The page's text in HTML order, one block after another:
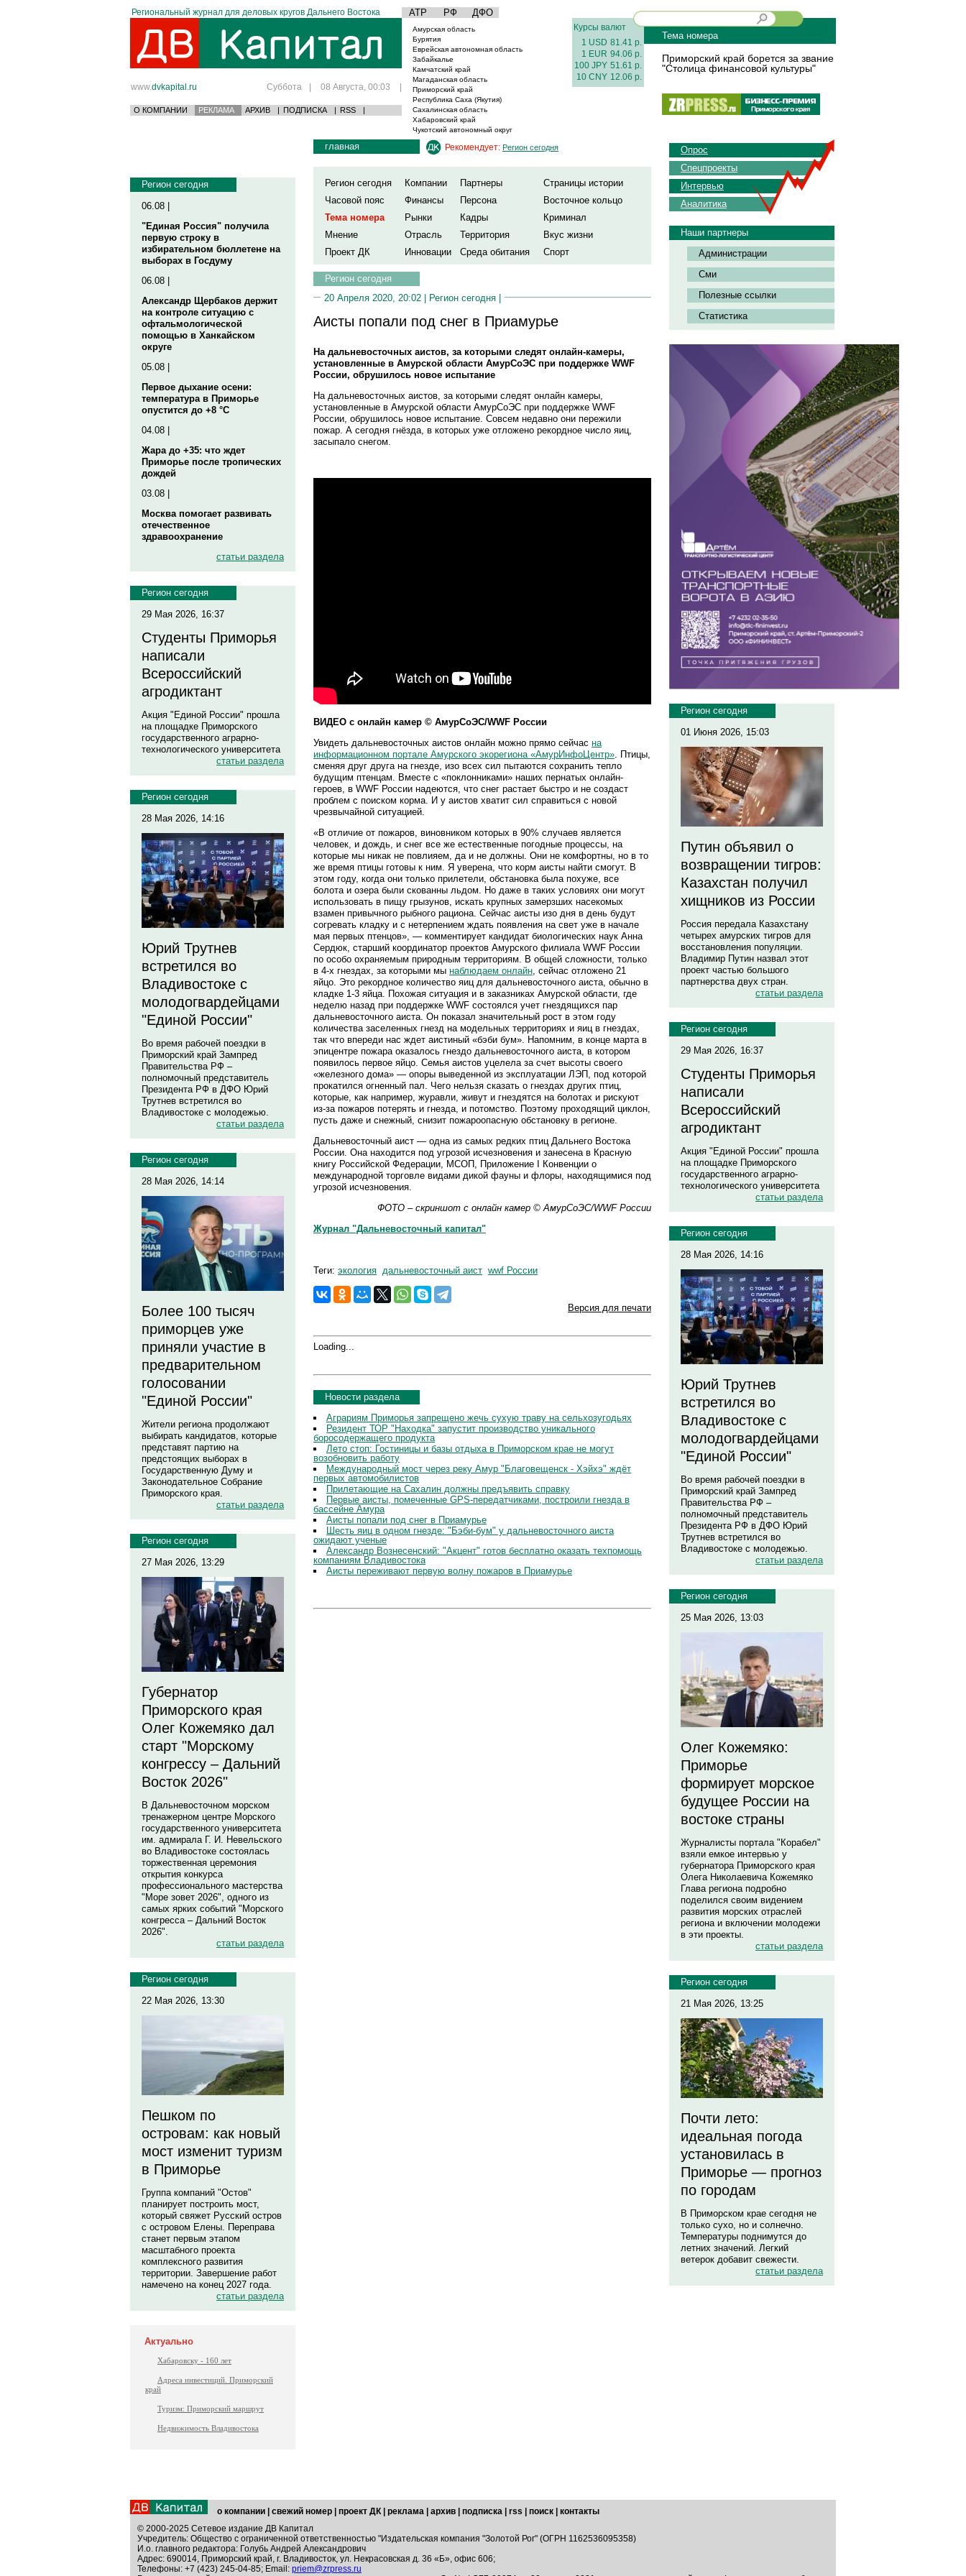
Региональный журнал для деловых кругов Дальнего Востока АТР РФ ДФО
www.dvkapital.ru Суббота | 08 Августа, 00:03 |
О КОМПАНИИ РЕКЛАМА АРХИВ | ПОДПИСКА | RSS |
Амурская область
Бурятия
Еврейская автономная область
Забайкалье
Камчатский край
Магаданская область
Приморский край
Республика Саха (Якутия)
Сахалинская область
Хабаровский край
Чукотский автономный округ
Курсы валют
1 USD 81.41 р.
1 EUR 94.06 р.
100 JPY 51.61 р.
10 CNY 12.06 р.
Тема номера
Приморский край борется за звание
"Столица финансовой культуры"
Регион сегодня
06.08 |
"Единая Россия" получила
первую строку в
избирательном бюллетене на
выборах в Госдуму
06.08 |
Александр Щербаков держит
на контроле ситуацию с
офтальмологической
помощью в Ханкайском
округе
05.08 |
Первое дыхание осени:
температура в Приморье
опустится до +8 °C
04.08 |
Жара до +35: что ждет
Приморье после тропических
дождей
03.08 |
Москва помогает развивать
отечественное
здравоохранение
статьи раздела
Регион сегодня
29 Мая 2026, 16:37
Студенты Приморья
написали
Всероссийский
агродиктант
Акция "Единой России" прошла
на площадке Приморского
государственного аграрно-
технологического университета
статьи раздела
Регион сегодня
28 Мая 2026, 14:16
Юрий Трутнев
встретился во
Владивостоке с
молодогвардейцами
"Единой России"
Во время рабочей поездки в
Приморский край Зампред
Правительства РФ –
полномочный представитель
Президента РФ в ДФО Юрий
Трутнев встретился во
Владивостоке с молодежью.
статьи раздела
Регион сегодня
28 Мая 2026, 14:14
Более 100 тысяч
приморцев уже
приняли участие в
предварительном
голосовании
"Единой России"
Жители региона продолжают
выбирать кандидатов, которые
представят партию на
предстоящих выборах в
Государственную Думу и
Законодательное Собрание
Приморского края.
статьи раздела
Регион сегодня
27 Мая 2026, 13:29
Губернатор
Приморского края
Олег Кожемяко дал
старт "Морскому
конгрессу – Дальний
Восток 2026"
В Дальневосточном морском
тренажерном центре Морского
государственного университета
им. адмирала Г. И. Невельского
во Владивостоке состоялась
торжественная церемония
открытия конкурса
профессионального мастерства
"Море зовет 2026", одного из
самых ярких событий "Морского
конгресса – Дальний Восток
2026".
статьи раздела
Регион сегодня
22 Мая 2026, 13:30
Пешком по
островам: как новый
мост изменит туризм
в Приморье
Группа компаний "Остов"
планирует построить мост,
который свяжет Русский остров
с островом Елены. Переправа
станет первым этапом
масштабного проекта
комплексного развития
территории. Завершение работ
намечено на конец 2027 года.
статьи раздела
Актуально
Хабаровску - 160 лет
Адреса инвестиций. Приморский
край
Туризм: Приморский маршрут
Недвижимость Владивостока
главная Рекомендует: Регион сегодня
Регион сегодня Компании Партнеры
Страницы истории
Часовой пояс
Финансы Персона
Восточное кольцо
Тема номера
Рынки Кадры
Криминал
Мнение
Отрасль Территория
Вкус жизни
Проект ДК
Инновации Среда обитания Спорт
Регион сегодня
20 Апреля 2020, 20:02 | Регион сегодня |
Аисты попали под снег в Приамурье
На дальневосточных аистов, за которыми следят онлайн-камеры,
установленные в Амурской области АмурСоЭС при поддержке WWF
России, обрушилось новое испытание
На дальневосточных аистов, за которыми следят онлайн камеры,
установленные в Амурской области АмурСоЭС при поддержке WWF
России, обрушилось новое испытание. Совсем недавно они пережили
пожар. А сегодня гнёзда, в которых уже отложено рекордное число яиц,
засыпало снегом.
ВИДЕО с онлайн камер © АмурСоЭС/WWF России
Увидеть дальневосточных аистов онлайн можно прямо сейчас на
информационном портале Амурского экорегиона «АмурИнфоЦентр» . Птицы,
сменяя друг друга на гнезде, изо всех сил пытаются сохранить тепло
будущим птенцам. Вместе с «поклонниками» наших пернатых онлайн-
героев, в WWF России надеются, что снег растает быстро и не создаст
проблем с поиском корма. И у аистов хватит сил справиться с новой
чрезвычайной ситуацией.
«В отличие от пожаров, виновником которых в 90% случаев является
человек, и дождь, и снег все же естественные погодные процессы, на
которые мы никак не повлияем, да и не должны. Они не комфортны, но в то
же время птицы готовы к ним. Я уверена, что корм аисты найти смогут. В
этом году, когда они только прилетели, обстановка была похуже, все
болота и озера были скованны льдом. Но даже в таких условиях они могут
использовать в пищу грызунов, искать крупных замерзших насекомых
взамен привычного рыбного рациона. Сейчас аисты изо дня в день будут
согревать кладку и с нетерпением ждать появления на свет уже в начале
мая первых птенцов», — комментирует кандидат биологических наук Анна
Сердюк, старший координатор проектов Амурского филиала WWF России
по особо охраняемым природным территориям. В общей сложности, только
в 4-х гнездах, за которыми мы наблюдаем онлайн , сейчас отложено 21
яйцо. Это рекордное количество яиц для дальневосточного аиста, обычно в
кладке 1-3 яйца. Похожая ситуация и в заказниках Амурской области, где
неделю назад при поддержке WWF состоялся учет гнездящихся пар
дальневосточного аиста. Он показал значительный рост в этом году
количества заселенных гнезд на модельных территориях и яиц в гнездах,
так что впереди нас ждет аистиный «бэби бум». Напомним, в конце марта в
эпицентре пожара оказалось гнездо дальневосточного аиста, в котором
появилось первое яйцо. Семья аистов уцелела за счет высоты своего
«железного дома» — опоры выведенной из эксплуатации ЛЭП, под которой
прокатился огненный пал. Чего нельзя сказать о гнездах других птиц,
которые, как например, журавли, живут и гнездятся на болотах и рискуют
из-за пожаров потерять и гнезда, и потомство. Поэтому проходящий циклон,
пусть даже и снежный, снизит пожароопасную обстановку в регионе.
Дальневосточный аист — одна из самых редких птиц Дальнего Востока
России. Она находится под угрозой исчезновения и занесена в Красную
книгу Российской Федерации, МСОП, Приложение I Конвенции о
международной торговле видами дикой фауны и флоры, находящимися под
угрозой исчезновения.
ФОТО – скриншот с онлайн камер © АмурСоЭС/WWF России
Журнал "Дальневосточный капитал"
Теги: экология дальневосточный аист wwf России
Версия для печати
Loading...
Новости раздела
Аграриям Приморья запрещено жечь сухую траву на сельхозугодьях
Резидент ТОР "Находка" запустит производство уникального
боросодержащего продукта
Лето стоп: Гостиницы и базы отдыха в Приморском крае не могут
возобновить работу
Международный мост через реку Амур "Благовещенск - Хэйхэ" ждёт
первых автомобилистов
Прилетающие на Сахалин должны предъявить справку
Первые аисты, помеченные GPS-передатчиками, построили гнезда в
бассейне Амура
Аисты попали под снег в Приамурье
Шесть яиц в одном гнезде: "Бэби-бум" у дальневосточного аиста
ожидают ученые
Александр Вознесенский: "Акцент" готов бесплатно оказать техпомощь
компаниям Владивостока
Аисты переживают первую волну пожаров в Приамурье
Опрос
Спецпроекты
Интервью
Аналитика
Наши партнеры
Администрации
Сми
Полезные ссылки
Статистика
Регион сегодня
01 Июня 2026, 15:03
Путин объявил о
возвращении тигров:
Казахстан получил
хищников из России
Россия передала Казахстану
четырех амурских тигров для
восстановления популяции.
Владимир Путин назвал этот
проект частью большого
партнерства двух стран.
статьи раздела
Регион сегодня
29 Мая 2026, 16:37
Студенты Приморья
написали
Всероссийский
агродиктант
Акция "Единой России" прошла
на площадке Приморского
государственного аграрно-
технологического университета
статьи раздела
Регион сегодня
28 Мая 2026, 14:16
Юрий Трутнев
встретился во
Владивостоке с
молодогвардейцами
"Единой России"
Во время рабочей поездки в
Приморский край Зампред
Правительства РФ –
полномочный представитель
Президента РФ в ДФО Юрий
Трутнев встретился во
Владивостоке с молодежью.
статьи раздела
Регион сегодня
25 Мая 2026, 13:03
Олег Кожемяко:
Приморье
формирует морское
будущее России на
востоке страны
Журналисты портала "Корабел"
взяли емкое интервью у
губернатора Приморского края
Олега Николаевича Кожемяко
Глава региона подробно
поделился своим видением
развития морских отраслей
региона и включении молодежи
в эти проекты.
статьи раздела
Регион сегодня
21 Мая 2026, 13:25
Почти лето:
идеальная погода
установилась в
Приморье — прогноз
по городам
В Приморском крае сегодня не
только сухо, но и солнечно.
Температуры поднимутся до
летних значений. Легкий
ветерок добавит свежести.
статьи раздела
о компании свежий номер проект ДК реклама архив подписка rss поиск
контакты
© 2000-2025 Сетевое издание ДВ Капитал
Учредитель: Общество с ограниченной ответственностью "Издательская компания "Золотой Рог" (ОГРН 1162536095358)
И.о. главного редактора: Голубь Андрей Александрович
Адрес: 690014, Приморский край, г. Владивосток, ул. Некрасовская д. 36 «Б», офис 606;
Телефоны: +7 (423) 245-04-85; Email: priem@zrpress.ru